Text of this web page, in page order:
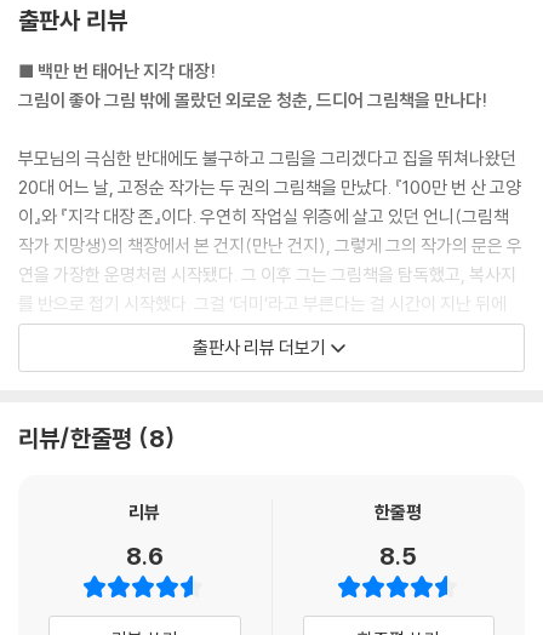
출판사 리뷰
■ 백만 번 태어난 지각 대장!
그림이 좋아 그림 밖에 몰랐던 외로운 청춘, 드디어 그림책을 만나다!
부모님의 극심한 반대에도 불구하고 그림을 그리겠다고 집을 뛰쳐나왔던
20대 어느 날, 고정순 작가는 두 권의 그림책을 만났다. 『100만 번 산 고양
이』와 『지각 대장 존』이다. 우연히 작업실 위층에 살고 있던 언니(그림책
작가 지망생)의 책장에서 본 건지(만난 건지), 그렇게 그의 작가의 문은 우
연을 가장한 운명처럼 시작됐다. 그 이후 그는 그림책을 탐독했고, 복사지
를 반으로 접기 시작했다. 그걸 ‘더미’라고 부른다는 걸 시간이 지난 뒤에
알게 되었다고 한다.
어릴 적부터 입만 열면 이상하고 엉뚱한 소리를 해 대 엄마는 둘째 딸이 허
않았다. 아르바이트를 하면 그림 그릴 시간이 없고, 그림을 그리면 생활이
들어가게 되고, 거기서 그는 그림책에 대한 새로운 눈을 뜨게 된다.
되돌아보니 가장 많은 분량의 더미를 만들었던 시기였고,
머릿속과 동시에 손이 움직이는 방법을 터득한 시기기도 하다.
이야기가 도망치기 전, 바짓가랑이를 붙들고 늘어지는 방법이랄까. (31
출판사 리뷰 더보기
리뷰/한줄평 8
리뷰
8.6
한줄평
8.5